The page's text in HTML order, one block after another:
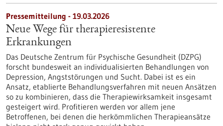
Pressemitteilung - 19.03.2026
Neue Wege für therapieresistente
Erkrankungen
Das Deutsche Zentrum für Psychische Gesundheit (DZPG)
forscht bundesweit an individualisierten Behandlungen von
Depression, Angststörungen und Sucht. Dabei ist es ein
Ansatz, etablierte Behandlungsverfahren mit neuen Ansätzen
so zu kombinieren, dass die Therapiewirksamkeit insgesamt
gesteigert wird. Profitieren werden vor allem jene
Betroffenen, bei denen die herkömmlichen Therapieansätze